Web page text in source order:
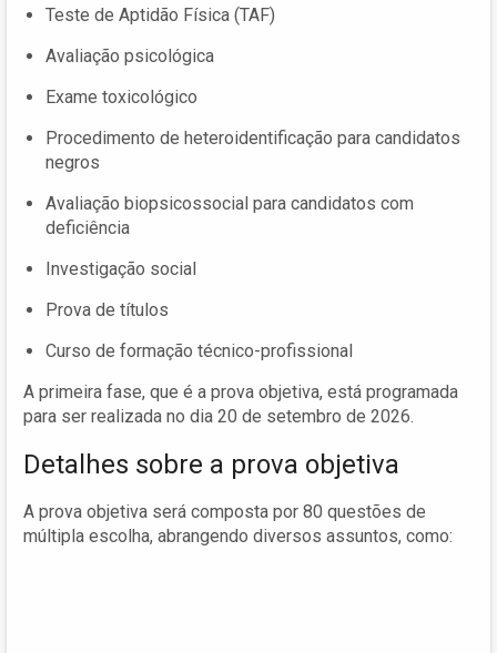
Teste de Aptidão Física (TAF)
Avaliação psicológica
Exame toxicológico
Procedimento de heteroidentificação para candidatos
negros
Avaliação biopsicossocial para candidatos com
deficiência
Investigação social
Prova de títulos
Curso de formação técnico-profissional
A primeira fase, que é a prova objetiva, está programada
para ser realizada no dia 20 de setembro de 2026.
Detalhes sobre a prova objetiva
A prova objetiva será composta por 80 questões de
múltipla escolha, abrangendo diversos assuntos, como: